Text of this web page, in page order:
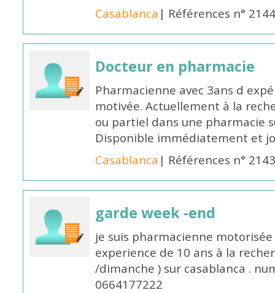
Casablanca | Références n°
Docteur en pharmacie
Pharmacienne avec 3ans d
motivée. Actuellement à la
ou partiel dans une pharmacie
Disponible immédiatement et
Casablanca | Références n°
garde week -end
je suis pharmacienne
experience de 10 ans à la
/dimanche ) sur casablanca .
0664177222